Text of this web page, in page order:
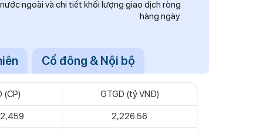
ngoài và chi tiết khối lượng giao dịch ròng
hàng ngày.
Cổ đông & Nội bộ
(CP) GTGD (tỷ VNĐ)
2,226.56